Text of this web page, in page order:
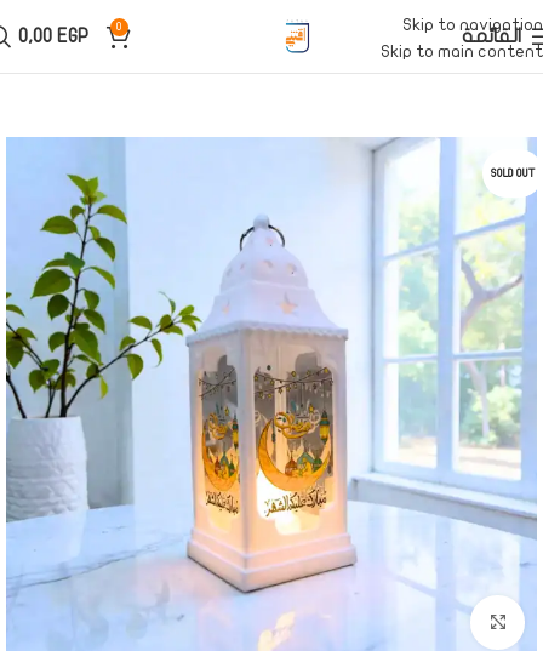
Skip to navigation
Skip to main content
القائمة 0
0,00 EGP
SOLD OUT